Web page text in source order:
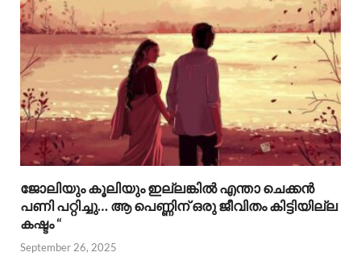
ജോലിയും കൂലിയും ഇല്ലങ്കിൽ എന്താ ചെക്കൻ
പണി പറ്റിച്ചു… ആ പെണ്ണിന് ഒരു ജീവിതം കിട്ടിയില്ല
കഷ്ടം “
September 26, 2025